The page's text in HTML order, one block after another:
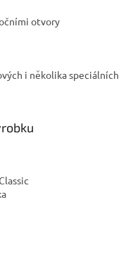
otvory
i několika speciálních